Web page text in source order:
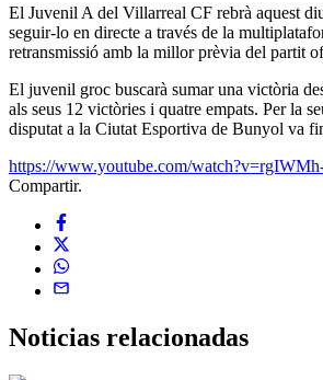
El Juvenil A del Villarreal CF rebrà aquest
seguir-lo en directe a través de la
retransmissió amb la millor prèvia del partit
El juvenil groc buscarà sumar una victòria
als seus 12 victòries i quatre empats. Per la
disputat a la Ciutat Esportiva de Bunyol va
https://www.youtube.com/
Compartir.
Noticias relacionadas